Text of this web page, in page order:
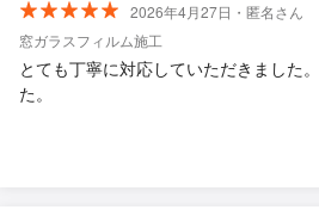
です！ 本当にありがとうございました
2026年4月27日・匿名さん
窓ガラスフィルム施工
とても丁寧に対応していただきました
た。